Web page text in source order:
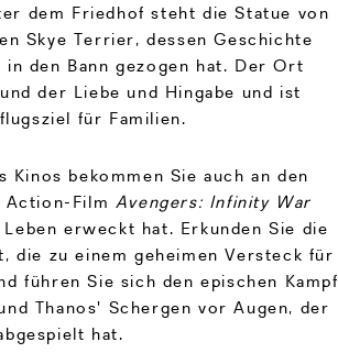
dem Friedhof steht die Statue von
Skye Terrier, dessen Geschichte
den Bann gezogen hat. Der Ort
der Liebe und Hingabe und ist
für Familien.
Kinos bekommen Sie auch an den
Action-Film Avengers: Infinity War
erweckt hat. Erkunden Sie die
die zu einem geheimen Versteck für
führen Sie sich den epischen Kampf
Thanos' Schergen vor Augen, der
hat.